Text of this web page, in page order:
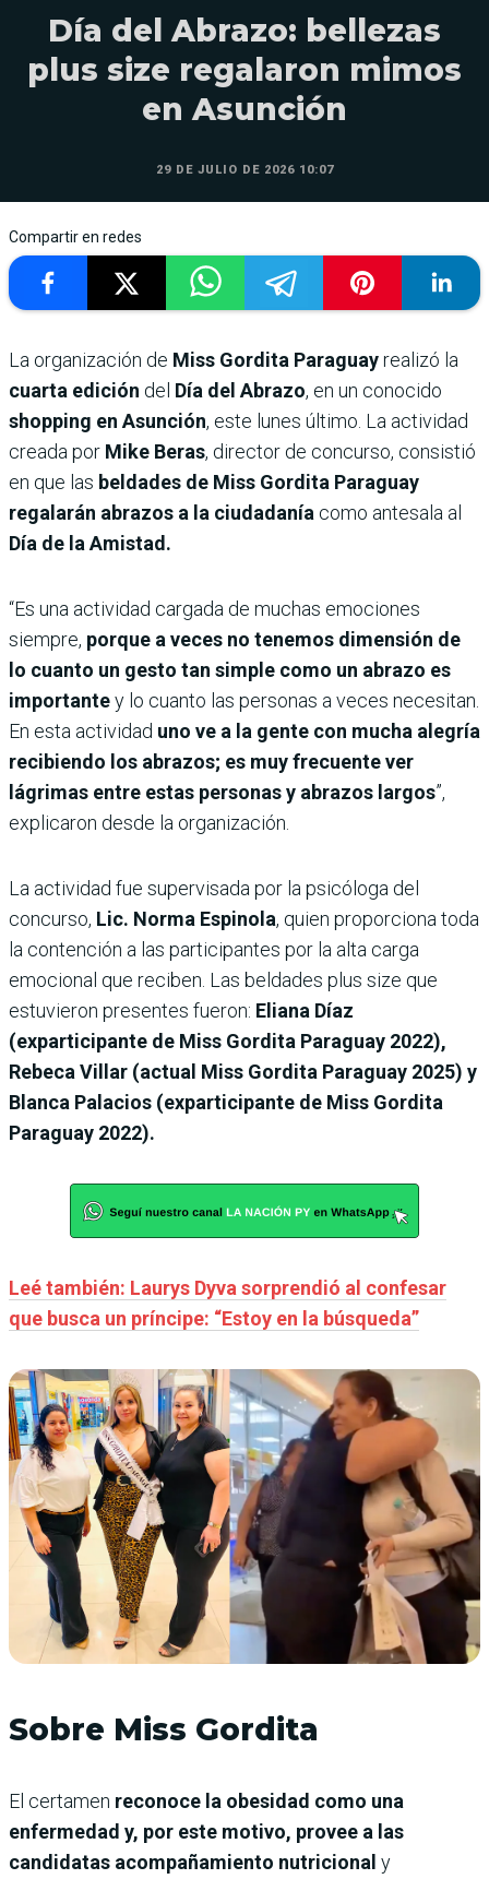
Día del Abrazo: bellezas
plus size regalaron mimos
en Asunción
29 DE JULIO DE 2026 10:07
Compartir en redes
La organización de Miss Gordita Paraguayrealizó la
cuarta edición del Día del Abrazo, en un conocido
shopping en Asunción, este lunes último. La actividad
creada por Mike Beras, director de concurso, consistió
en que las beldades de Miss Gordita Paraguay
regalarán abrazos a la ciudadanía como antesala al
Día de la Amistad.
“Es una actividad cargada de muchas emociones
siempre, porque a veces no tenemos dimensión de
lo cuanto un gesto tan simple como un abrazo es
importantey lo cuanto las personas a veces necesitan.
En esta actividad uno ve a la gente con mucha alegría
recibiendo los abrazos; es muy frecuente ver
lágrimas entre estas personas y abrazos largos”,
explicaron desde la organización.
La actividad fue supervisada por la psicóloga del
concurso, Lic. Norma Espinola, quien proporciona toda
la contención a las participantes por la alta carga
emocional que reciben. Las beldades plus size que
estuvieron presentes fueron: Eliana Díaz
(exparticipante de Miss Gordita Paraguay 2022),
Rebeca Villar (actual Miss Gordita Paraguay 2025) y
Blanca Palacios (exparticipante de Miss Gordita
Paraguay 2022).
Leé también: Laurys Dyva sorprendió al confesar
que busca un príncipe: “Estoy en la búsqueda”
Sobre Miss Gordita
El certamen reconoce la obesidad como una
enfermedad y, por este motivo, provee a las
candidatas acompañamiento nutricional y